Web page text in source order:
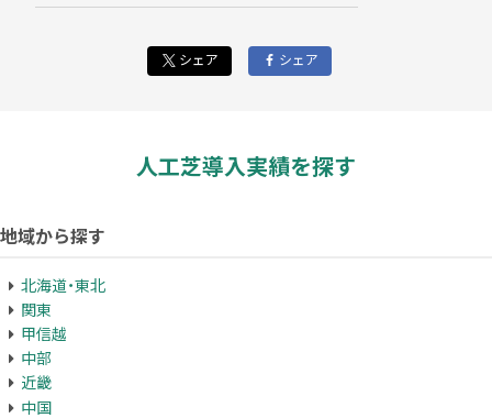
シェア シェア
人工芝導入実績を探す
地域から探す
北海道・東北
関東
甲信越
中部
近畿
中国